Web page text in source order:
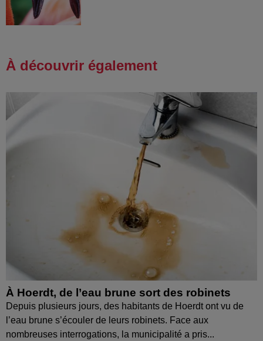
À découvrir également
À Hoerdt, de l’eau brune sort des robinets
Depuis plusieurs jours, des habitants de Hoerdt ont vu de
l’eau brune s’écouler de leurs robinets. Face aux
nombreuses interrogations, la municipalité a pris...